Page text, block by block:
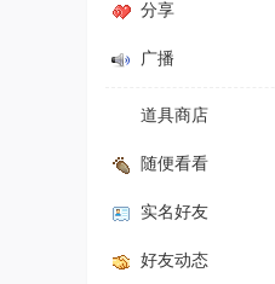
分享
广播
道具商店
随便看看
实名好友
好友动态